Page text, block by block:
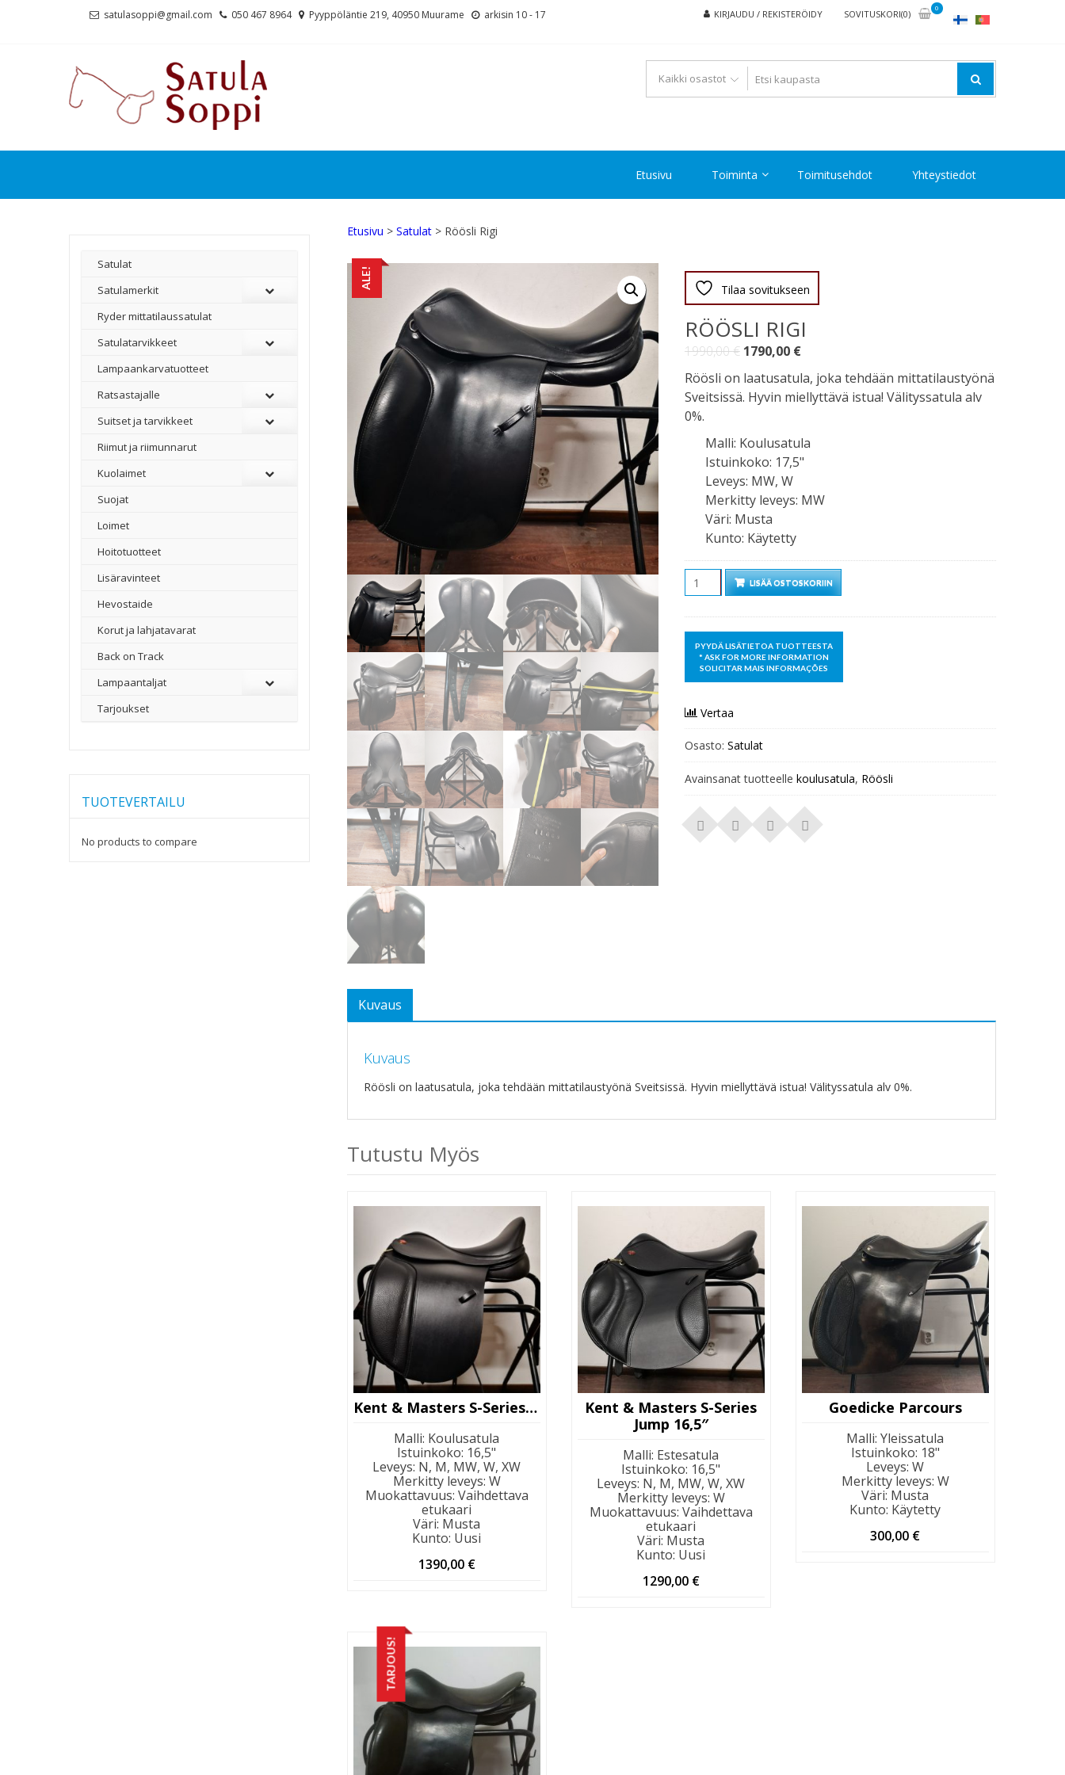
satulasoppi@gmail.com 050 467 8964 Pyyppöläntie 219, 40950 Muurame arkisin 10 - 17 KIRJAUDU / REKISTERÖIDY SOVITUSKORI(0)
0
Etusivu Toiminta Toimitusehdot Yhteystiedot
Etusivu > Satulat > Röösli Rigi
ALE! Tilaa sovitukseen
RÖÖSLI RIGI
1990,00€ Alkuperäinen
hinta
oli:
1990,00 €.
1790,00 €Nykyinen
hinta
on:
1790,00 €.
Röösli on laatusatula, joka tehdään mittatilaustyönä
Sveitsissä. Hyvin miellyttävä istua! Välityssatula alv
0%.
Malli: Koulusatula
Istuinkoko: 17,5"
Leveys: MW, W
Merkitty leveys: MW
Väri: Musta
Kunto: Käytetty
Määrä LISÄÄ OSTOSKORIIN
Vertaa
Osasto: Satulat
Avainsanat tuotteelle koulusatula, Röösli
Kuvaus
Kuvaus
Röösli on laatusatula, joka tehdään mittatilaustyönä Sveitsissä. Hyvin miellyttävä istua! Välityssatula alv 0%.
Tutustu Myös
Kent & Masters S-Series Moveable Block
Malli: Koulusatula
Istuinkoko: 16,5"
Leveys: N, M, MW, W, XW
Merkitty leveys: W
Muokattavuus: Vaihdettava
etukaari
Väri: Musta
Kunto: Uusi
1390,00 €
Kent & Masters S-Series
Jump 16,5″
Malli: Estesatula
Istuinkoko: 16,5"
Leveys: N, M, MW, W, XW
Merkitty leveys: W
Muokattavuus: Vaihdettava
etukaari
Väri: Musta
Kunto: Uusi
1290,00 €
Goedicke Parcours
Malli:Yleissatula
Istuinkoko: 18"
Leveys:W
Merkitty leveys: W
Väri: Musta
Kunto: Käytetty
300,00 €
TARJOUS!
Satulat
Satulamerkit
Ryder mittatilaussatulat
Satulatarvikkeet
–
Lampaankarvatuotteet
Ratsastajalle
Suitset ja tarvikkeet
Riimut ja riimunnarut
Kuolaimet
Suojat
Loimet
Hoitotuotteet
Lisäravinteet
Hevostaide
Korut ja lahjatavarat
Back on Track
Lampaantaljat
Tarjoukset
TUOTEVERTAILU
No products to compare